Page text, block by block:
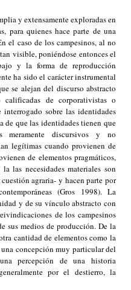
y extensamente exploradas en
para quienes hace parte de una
el caso de los campesinos, al no
visible, poniéndose entonces el
y la forma de reproducción
ha sido el carácter instrumental
se alejan del discurso abstracto
de corporativistas o
interrogado sobre las identidades
de que las identidades tienen que
meramente discursivos y no
legítimas cuando provienen de
de elementos pragmáticos,
las necesidades materiales son
agraria- y hacen parte por
(Gros 1998). La
y de su vínculo abstracto con
de los campesinos
sus medios de producción. De la
cantidad de elementos como la
concepción muy particular del
percepción de una historia
por el destierro, la